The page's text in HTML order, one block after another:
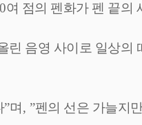
여 점의 펜화가 펜 끝의
린 음영 사이로 일상의
”며 , ”펜의 선은 가늘지